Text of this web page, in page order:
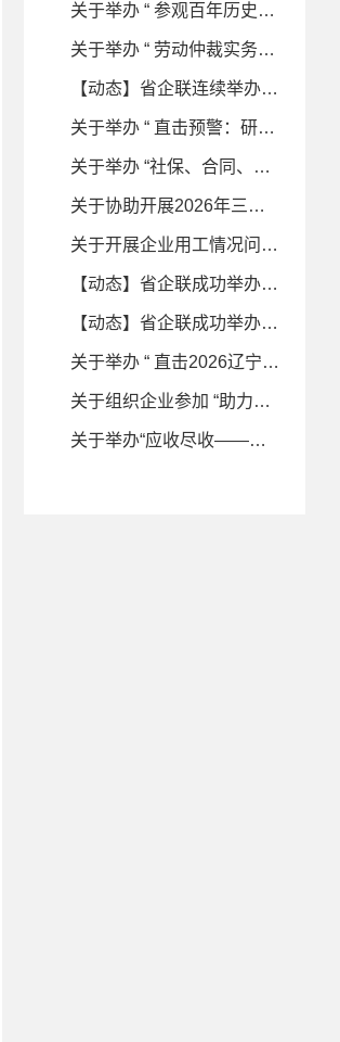
关于举办 “ 参观百年历史建筑——东北红色金融史料馆 ” 党建联建活动的通知
关于举办 “ 劳动仲裁实务应对与用工合规风险防控及AI时代敏捷组织建设 ” 专题培训的通知
【动态】省企联连续举办两场财税合规专题培训——助力企业筑牢税务安全防线
关于举办 “ 直击预警：研发加计扣除证据链搭建与八大涉税风险解析 ” 专题培训的通知
关于举办 “社保、合同、股权 ‘法税同审’ 下企业关键事项的税务合规重塑” 专题培训的通知
关于协助开展2026年三季度企业经营情况预期线上问卷调查的函
关于开展企业用工情况问卷调研的函
【动态】省企联成功举办“应收尽收——税务稽查新理念与 企业风险应对策略”专题培训
【动态】省企联成功举办“直击2026辽宁税务 稽查重点与应对”专题培训
关于举办 “ 直击2026辽宁税务稽查重点与应对 ” 专题培训的通知
关于组织企业参加 “助力振兴 商协同行” 走进佳木斯产业合作对接活动的通知
关于举办“应收尽收——税务稽查新理念与企业风险应对策略”专题培训的通知